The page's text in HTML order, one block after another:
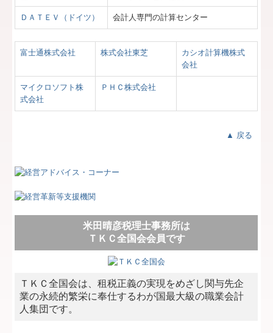
米田晴彦税理士事務所は
ＴＫＣ全国会会員です
ＴＫＣ全国会は、租税正義の実現をめざし関与先企
業の永続的繁栄に奉仕するわが国最大級の職業会計
人集団です。
ＤＡＴＥＶ（ドイツ） 会計人専門の計算センター
富士通株式会社 株式会社東芝
カシオ計算機株式
会社
マイクロソフト株
式会社
ＰＨＣ株式会社
▲ 戻る